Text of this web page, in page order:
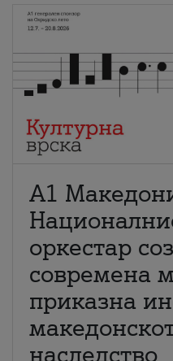
А1
оркестар
современа
приказна
наследство